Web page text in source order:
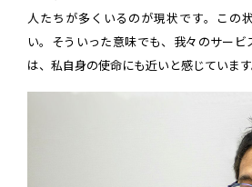
人たちが多くいるのが現状です。この
い。そういった意味でも、我々のサービ
は、私自身の使命にも近いと感じています